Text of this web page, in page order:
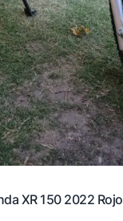
XR 150 2022 Rojo